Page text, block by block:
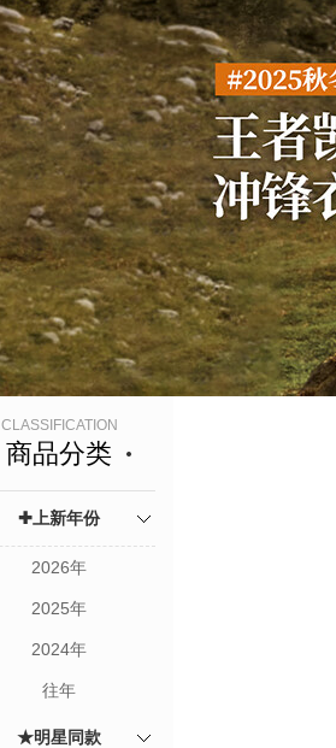
CLASSIFICATION
商品分类
✚上新年份
2026年
2025年
2024年
往年
★明星同款